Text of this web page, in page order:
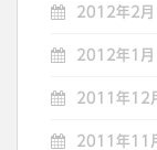
2012年2月
2012年1月
2011年12
2011年11